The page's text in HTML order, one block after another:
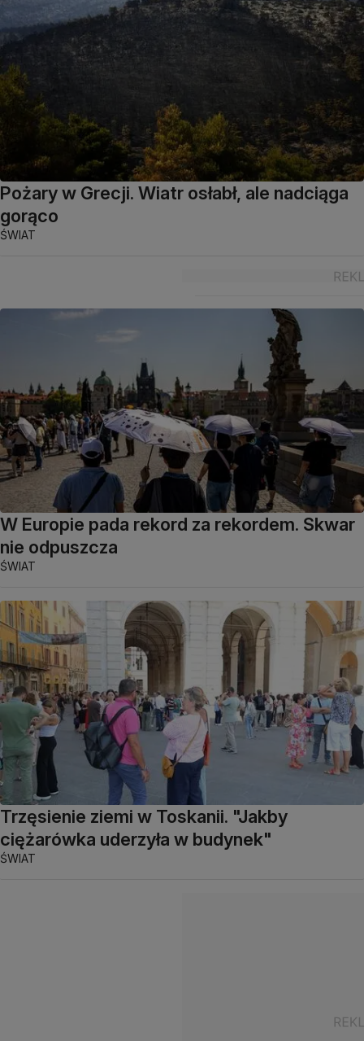
Pożary w Grecji. Wiatr osłabł, ale nadciąga
gorąco
ŚWIAT
W Europie pada rekord za rekordem. Skwar
nie odpuszcza
ŚWIAT
Trzęsienie ziemi w Toskanii. "Jakby
ciężarówka uderzyła w budynek"
ŚWIAT